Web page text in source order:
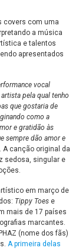
covers com uma
a música
e talentos
apresentados
vocal
artista pela qual tenho
que gostaria de
como a
e gratidão às
sempre dão amor e
A canção original da
sedosa, singular e
em março de
Tippy Toes e
mais de 17 países
marcantes.
(nome dos fãs)
A primeira delas